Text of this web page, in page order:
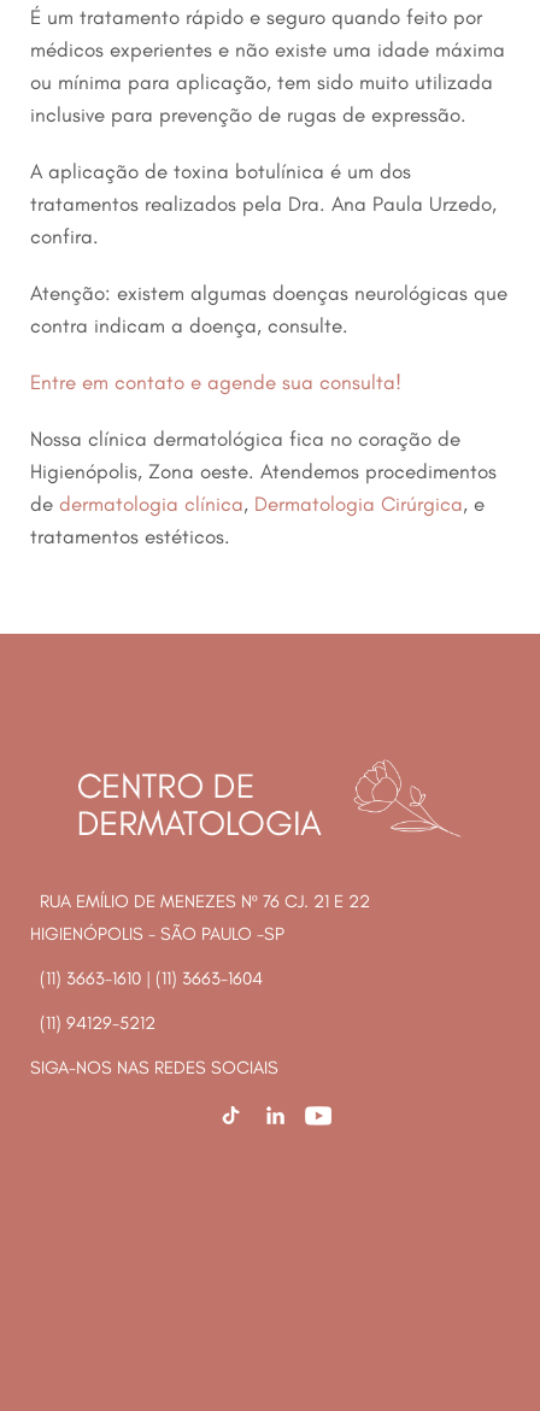
É um tratamento rápido e seguro quando feito por
médicos experientes e não existe uma idade máxima
ou mínima para aplicação, tem sido muito utilizada
inclusive para prevenção de rugas de expressão.
A aplicação de toxina botulínica é um dos
tratamentos realizados pela Dra. Ana Paula Urzedo,
confira.
Atenção: existem algumas doenças neurológicas que
contra indicam a doença, consulte.
Entre em contato e agende sua consulta!
Nossa clínica dermatológica fica no coração de
Higienópolis, Zona oeste. Atendemos procedimentos
de dermatologia clínica, Dermatologia Cirúrgica, e
tratamentos estéticos.
RUA EMÍLIO DE MENEZES Nº 76 CJ. 21 E 22
HIGIENÓPOLIS - SÃO PAULO -SP
(11) 3663-1610 | (11) 3663-1604
(11) 94129-5212
SIGA-NOS NAS REDES SOCIAIS